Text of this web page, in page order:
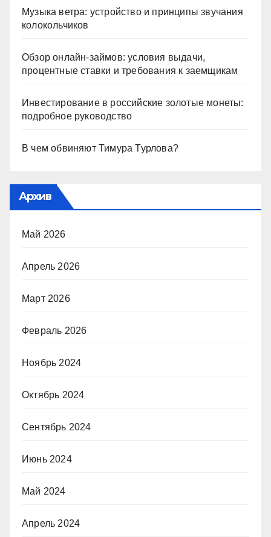
Музыка ветра: устройство и принципы звучания
колокольчиков
Обзор онлайн-займов: условия выдачи,
процентные ставки и требования к заемщикам
Инвестирование в российские золотые монеты:
подробное руководство
В чем обвиняют Тимура Турлова?
Архив
Май 2026
Апрель 2026
Март 2026
Февраль 2026
Ноябрь 2024
Октябрь 2024
Сентябрь 2024
Июнь 2024
Май 2024
Апрель 2024